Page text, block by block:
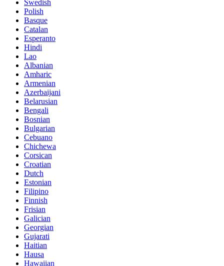
Swedish
Polish
Basque
Catalan
Esperanto
Hindi
Lao
Albanian
Amharic
Armenian
Azerbaijani
Belarusian
Bengali
Bosnian
Bulgarian
Cebuano
Chichewa
Corsican
Croatian
Dutch
Estonian
Filipino
Finnish
Frisian
Galician
Georgian
Gujarati
Haitian
Hausa
Hawaiian